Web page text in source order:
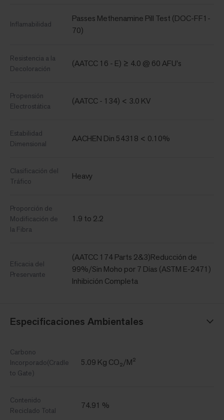
Inflamabilidad
Passes Methenamine Pill Test (DOC-FF1-
70)
Resistencia a la
Decoloración
(AATCC 16 - E) ≥ 4.0 @ 60 AFU's
Propensión
Electrostática
(AATCC - 134) < 3.0 KV
Estabilidad
Dimensional
AACHEN Din 54318 < 0.10%
Clasificación del
Tráfico
Heavy
Proporción de
Modificación de
la Fibra
1.9 to 2.2
Eficacia del
Preservante
(AATCC 174 Parts 2&3)Reducción de
99%/Sin Moho por 7 Días (ASTM E-2471)
Inhibición Completa
Especificaciones Ambientales
Carbono
Incorporado(Cradle
to Gate)
5.09 Kg CO₂/M²
Contenido
Reciclado Total
74.91 %